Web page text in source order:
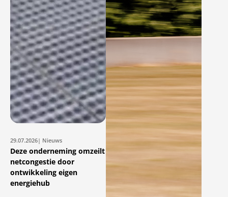
29.07.2026| Nieuws
Deze onderneming omzeilt
netcongestie door
ontwikkeling eigen
energiehub